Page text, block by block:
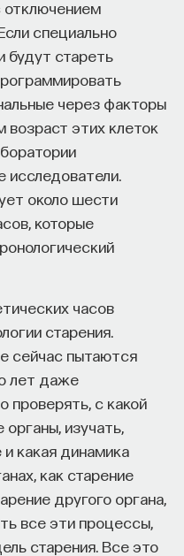
отключением
специально
будут стареть
через факторы
возраст этих клеток
исследователи.
около шести
которые
часов
старения.
сейчас пытаются
лет даже
проверять, с какой
изучать,
и какая динамика
как старение
другого органа,
все эти процессы,
старения. Все это